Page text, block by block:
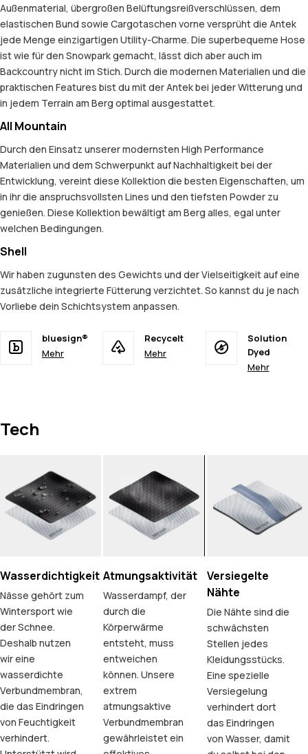
Außenmaterial, übergroßen Belüftungsreißverschlüssen, dem
elastischen Bund sowie Cargotaschen vorne versprüht die Antek
jede Menge einzigartigen Utility-Charme. Die superbequeme Hose
ist wie für den Snowpark gemacht, lässt dich aber auch im
Backcountry nicht im Stich. Durch die modernen Materialien und die
praktischen Features bist du mit der Antek bei jeder Witterung und
in jedem Terrain am Berg optimal ausgestattet.
All Mountain
Durch den Einsatz unserer modernsten High Performance
Materialien und dem Schwerpunkt auf Nachhaltigkeit bei der
Entwicklung, vereint diese Kollektion die besten Eigenschaften, um
in ihr die anspruchsvollsten Lines und den tiefsten Powder zu
genießen. Diese Kollektion bewältigt am Berg alles, egal unter
welchen Bedingungen.
Shell
Wir haben zugunsten des Gewichts und der Vielseitigkeit auf eine
zusätzliche integrierte Fütterung verzichtet. So kannst du je nach
Vorliebe dein Schichtsystem anpassen.
bluesign®
Mehr
Recycelt
Mehr
Solution
Dyed
Mehr
Tech
Wasserdichtigkeit
Nässe gehört zum
Wintersport wie
der Schnee.
Deshalb nutzen
wir eine
wasserdichte
Verbundmembran,
die das Eindringen
von Feuchtigkeit
verhindert.
Atmungsaktivität
Wasserdampf, der
durch die
Körperwärme
entsteht, muss
entweichen
können. Unsere
extrem
atmungsaktive
Verbundmembran
gewährleistet ein
Versiegelte
Nähte
Die Nähte sind die
schwächsten
Stellen jedes
Kleidungsstücks.
Eine spezielle
Versiegelung
verhindert dort
das Eindringen
von Wasser, damit